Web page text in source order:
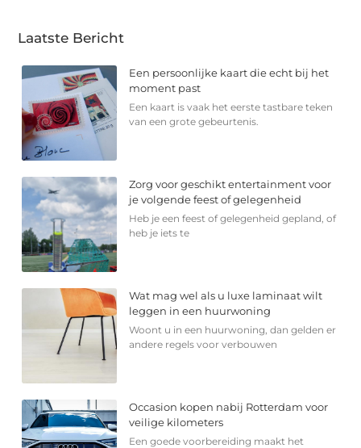
Laatste Bericht
Een persoonlijke kaart die echt bij het
moment past
Een kaart is vaak het eerste tastbare teken
van een grote gebeurtenis.
Zorg voor geschikt entertainment voor
je volgende feest of gelegenheid
Heb je een feest of gelegenheid gepland, of
heb je iets te
Wat mag wel als u luxe laminaat wilt
leggen in een huurwoning
Woont u in een huurwoning, dan gelden er
andere regels voor verbouwen
Occasion kopen nabij Rotterdam voor
veilige kilometers
Een goede voorbereiding maakt het